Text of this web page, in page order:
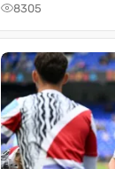
8305